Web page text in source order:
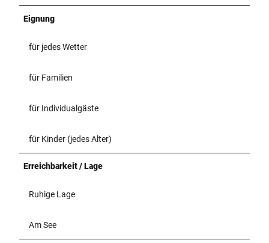
Eignung
für jedes Wetter
für Familien
für Individualgäste
für Kinder (jedes Alter)
Erreichbarkeit / Lage
Ruhige Lage
Am See